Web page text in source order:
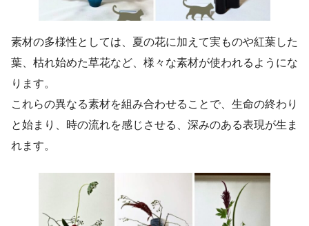
素材の多様性としては、夏の花に加えて実ものや紅葉した
葉、枯れ始めた草花など、様々な素材が使われるようにな
ります。
これらの異なる素材を組み合わせることで、生命の終わり
と始まり、時の流れを感じさせる、深みのある表現が生ま
れます。